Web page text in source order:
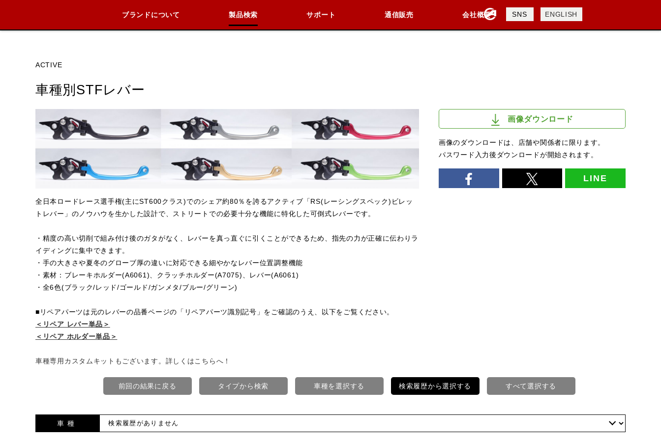
ブランドについて 製品検索 サポート 通信販売 会社概要
会社概要
採用情報
SNS ENGLISH
HONDA YAMAHA SUZUKI KAWASAKI
閉じる
ACTIVE
車種別STFレバー
全日本ロードレース選手権(主にST600クラス)でのシェア約80％を誇るアクティブ「RS(レーシングスペック)ビレッ
トレバー」のノウハウを生かした設計で、ストリートでの必要十分な機能に特化した可倒式レバーです。
・精度の高い切削で組み付け後のガタがなく、レバーを真っ直ぐに引くことができるため、指先の力が正確に伝わりラ
イディングに集中できます。
・手の大きさや夏冬のグローブ厚の違いに対応できる細やかなレバー位置調整機能
・素材：ブレーキホルダー(A6061)、クラッチホルダー(A7075)、レバー(A6061)
・全6色(ブラック/レッド/ゴールド/ガンメタ/ブルー/グリーン)
■リペアパーツは元のレバーの品番ページの「リペアパーツ識別記号」をご確認のうえ、以下をご覧ください。
＜リペア レバー単品＞
＜リペア ホルダー単品＞
車種専用カスタムキットもございます。詳しくはこちらへ！
画像ダウンロード
画像のダウンロードは、店舗や関係者に限ります。
パスワード入力後ダウンロードが開始されます。
LINE
前回の結果に戻る タイプから検索 車種を選択する 検索履歴から選択する すべて選択する
車種